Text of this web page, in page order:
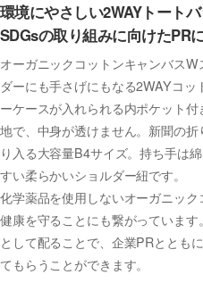
環境にやさしい2WAYトート
SDGsの取り組みに向けたPR
オーガニックコットンキャンバス
ダーにも手さげにもなる2WAYコ
ーケースが入れられる内ポケット
地で、中身が透けません。新聞の
り入る大容量B4サイズ。持ち手は
すい柔らかいショルダー紐です。
化学薬品を使用しないオーガニッ
健康を守ることにも繋がっていま
として配ることで、企業PRととも
てもらうことができます。